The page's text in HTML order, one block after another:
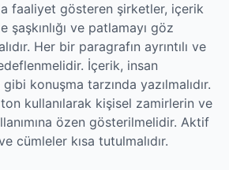
faaliyet gösteren şirketler, içerik
ve patlamayı göz
Her bir paragrafın ayrıntılı ve
İçerik, insan
konuşma tarzında yazılmalıdır.
kullanılarak kişisel zamirlerin ve
özen gösterilmelidir. Aktif
cümleler kısa tutulmalıdır.